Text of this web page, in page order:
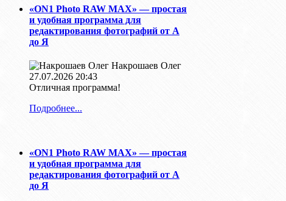
«ON1 Photo RAW MAX» — простая
и удобная программа для
редактирования фотографий от А
до Я
Накрошаев Олег
27.07.2026 20:43
Отличная программа!
Подробнее...
«ON1 Photo RAW MAX» — простая
и удобная программа для
редактирования фотографий от А
до Я